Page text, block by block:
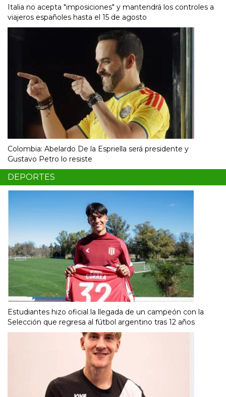
Italia no acepta "imposiciones" y mantendrá los controles a
viajeros españoles hasta el 15 de agosto
Colombia: Abelardo De la Espriella será presidente y
Gustavo Petro lo resiste
DEPORTES
Estudiantes hizo oficial la llegada de un campeón con la
Selección que regresa al fútbol argentino tras 12 años